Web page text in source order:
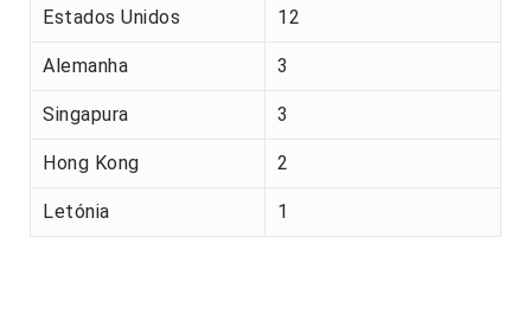
Estados Unidos 12
Alemanha 3
Singapura 3
Hong Kong 2
Letónia 1